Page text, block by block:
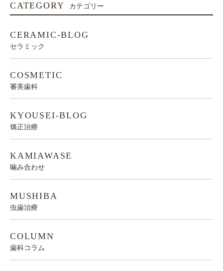
CATEGORY カテゴリー
CERAMIC-BLOG
セラミック
COSMETIC
審美歯科
KYOUSEI-BLOG
矯正治療
KAMIAWASE
噛み合わせ
MUSHIBA
虫歯治療
COLUMN
歯科コラム